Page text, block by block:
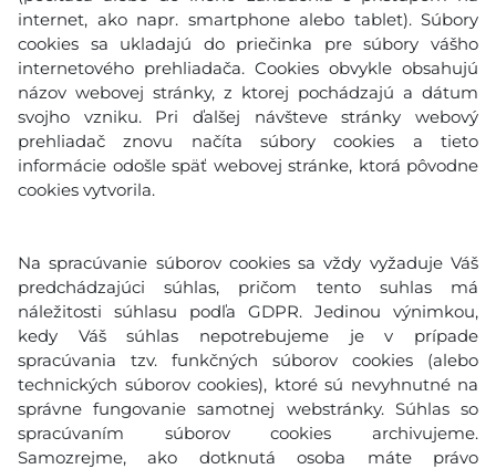
internet, ako napr. smartphone alebo tablet). Súbory
cookies sa ukladajú do priečinka pre súbory vášho
internetového prehliadača. Cookies obvykle obsahujú
názov webovej stránky, z ktorej pochádzajú a dátum
svojho vzniku. Pri ďalšej návšteve stránky webový
prehliadač znovu načíta súbory cookies a tieto
informácie odošle späť webovej stránke, ktorá pôvodne
cookies vytvorila.
Na spracúvanie súborov cookies sa vždy vyžaduje Váš
predchádzajúci súhlas, pričom tento suhlas má
náležitosti súhlasu podľa GDPR. Jedinou výnimkou,
kedy Váš súhlas nepotrebujeme je v prípade
spracúvania tzv. funkčných súborov cookies (alebo
technických súborov cookies), ktoré sú nevyhnutné na
správne fungovanie samotnej webstránky. Súhlas so
spracúvaním súborov cookies archivujeme.
Samozrejme, ako dotknutá osoba máte právo